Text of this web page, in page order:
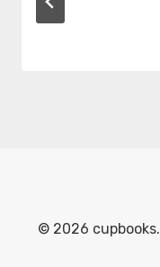
© 2026